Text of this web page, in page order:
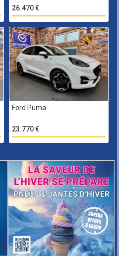
26.470 €
Ford Puma
23.770 €